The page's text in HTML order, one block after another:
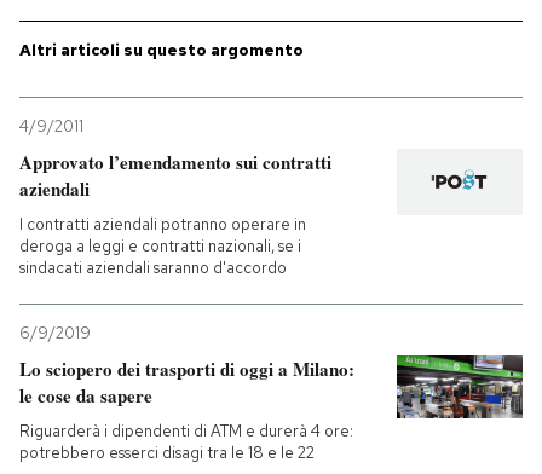
Sport
NEWSLETTER
I MIEI PREFERITI
SHOP
CALENDARIO
Altri articoli su questo argomento
4/9/2011
Approvato l’emendamento sui contratti
aziendali
I contratti aziendali potranno operare in
deroga a leggi e contratti nazionali, se i
sindacati aziendali saranno d'accordo
6/9/2019
Lo sciopero dei trasporti di oggi a Milano:
le cose da sapere
Riguarderà i dipendenti di ATM e durerà 4 ore:
potrebbero esserci disagi tra le 18 e le 22